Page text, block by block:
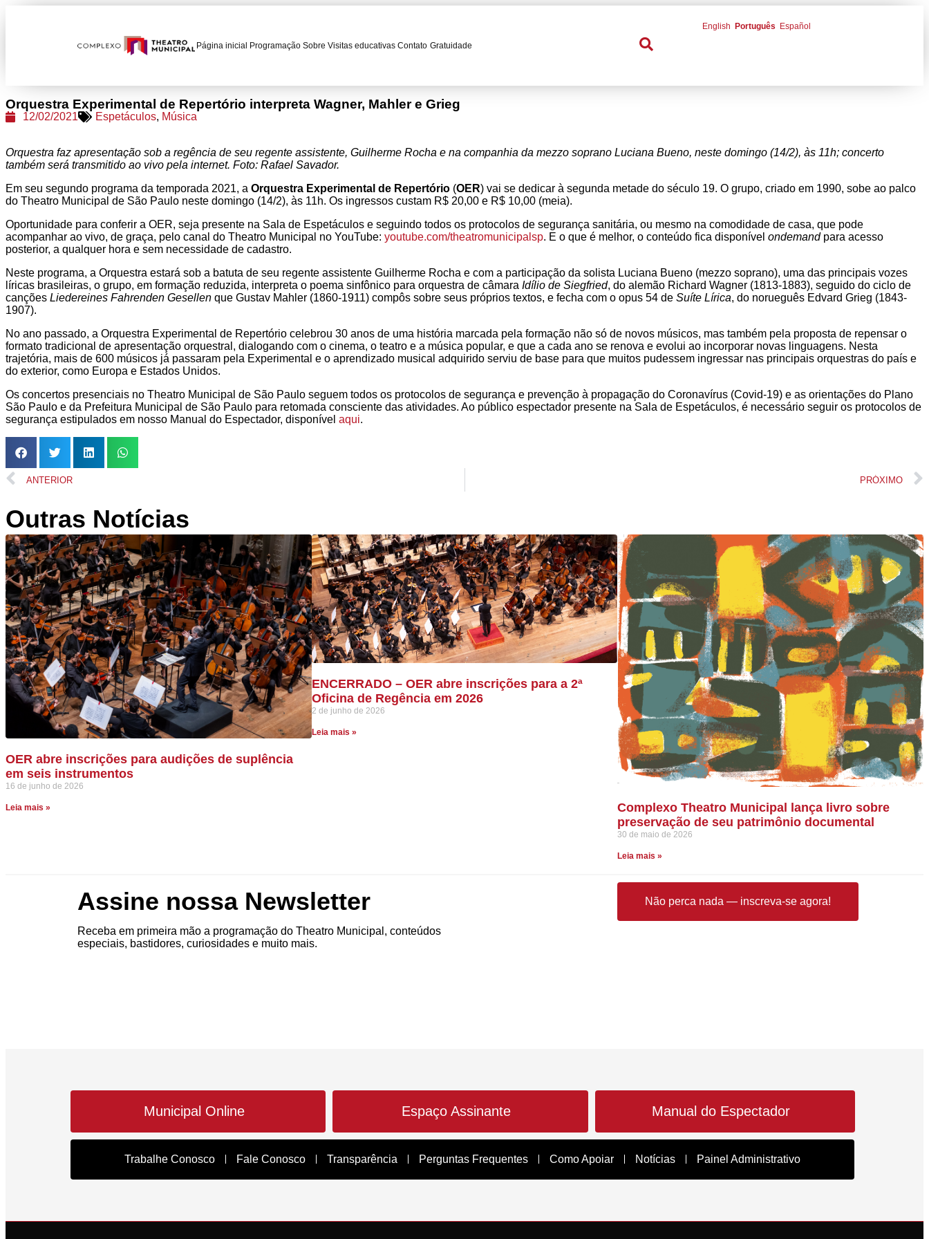
Página inicial Programação Sobre Visitas educativas Contato Gratuidade
English Português Español
Orquestra Experimental de Repertório interpreta Wagner, Mahler e Grieg
12/02/2021 Espetáculos, Música
Orquestra faz apresentação sob a regência de seu regente assistente, Guilherme Rocha e na companhia da mezzo soprano Luciana Bueno, neste domingo (14/2), às 11h; concerto
também será transmitido ao vivo pela internet. Foto: Rafael Savador.
Em seu segundo programa da temporada 2021, a Orquestra Experimental de Repertório (OER) vai se dedicar à segunda metade do século 19. O grupo, criado em 1990, sobe ao palco
do Theatro Municipal de São Paulo neste domingo (14/2), às 11h. Os ingressos custam R$ 20,00 e R$ 10,00 (meia).
Oportunidade para conferir a OER, seja presente na Sala de Espetáculos e seguindo todos os protocolos de segurança sanitária, ou mesmo na comodidade de casa, que pode
acompanhar ao vivo, de graça, pelo canal do Theatro Municipal no YouTube: youtube.com/theatromunicipalsp. E o que é melhor, o conteúdo fica disponível ondemandpara acesso
posterior, a qualquer hora e sem necessidade de cadastro.
Neste programa, a Orquestra estará sob a batuta de seu regente assistente Guilherme Rocha e com a participação da solista Luciana Bueno (mezzo soprano), uma das principais vozes
líricas brasileiras, o grupo, em formação reduzida, interpreta o poema sinfônico para orquestra de câmara Idílio de Siegfried, do alemão Richard Wagner (1813-1883), seguido do ciclo de
canções Liedereines Fahrenden Gesellen que Gustav Mahler (1860-1911) compôs sobre seus próprios textos, e fecha com o opus 54 de Suíte Lírica, do norueguês Edvard Grieg (1843-
1907).
No ano passado, a Orquestra Experimental de Repertório celebrou 30 anos de uma história marcada pela formação não só de novos músicos, mas também pela proposta de repensar o
formato tradicional de apresentação orquestral, dialogando com o cinema, o teatro e a música popular, e que a cada ano se renova e evolui ao incorporar novas linguagens. Nesta
trajetória, mais de 600 músicos já passaram pela Experimental e o aprendizado musical adquirido serviu de base para que muitos pudessem ingressar nas principais orquestras do país e
do exterior, como Europa e Estados Unidos.
Os concertos presenciais no Theatro Municipal de São Paulo seguem todos os protocolos de segurança e prevenção à propagação do Coronavírus (Covid-19) e as orientações do Plano
São Paulo e da Prefeitura Municipal de São Paulo para retomada consciente das atividades. Ao público espectador presente na Sala de Espetáculos, é necessário seguir os protocolos de
segurança estipulados em nosso Manual do Espectador, disponível aqui.
ANTERIOR PRÓXIMO
Outras Notícias
OER abre inscrições para audições de suplência
em seis instrumentos
16 de junho de 2026
Leia mais »
ENCERRADO – OER abre inscrições para a 2ª
Oficina de Regência em 2026
2 de junho de 2026
Leia mais »
Complexo Theatro Municipal lança livro sobre
preservação de seu patrimônio documental
30 de maio de 2026
Leia mais »
Assine nossa Newsletter
Receba em primeira mão a programação do Theatro Municipal, conteúdos
especiais, bastidores, curiosidades e muito mais.
Não perca nada — inscreva-se agora!
Municipal Online Espaço Assinante Manual do Espectador
Trabalhe Conosco Fale Conosco Transparência Perguntas Frequentes Como Apoiar Notícias Painel Administrativo